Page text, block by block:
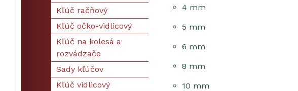
4 mm
5 mm
6 mm
8 mm
10 mm
Kľúč račňový
Kľúč očko-vidlicový
Kľúč na kolesá a
rozvádzače
Sady kľúčov
Kľúč vidlicový